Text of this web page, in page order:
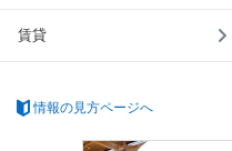
賃貸
情報の見方ページへ